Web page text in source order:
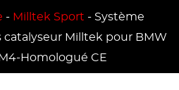
- Milltek Sport - Système
catalyseur Milltek pour BMW
Homologué CE